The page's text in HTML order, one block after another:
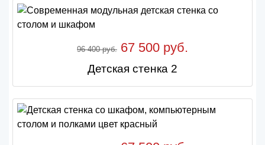
96 400 руб. 67 500 руб.
Детская стенка 2